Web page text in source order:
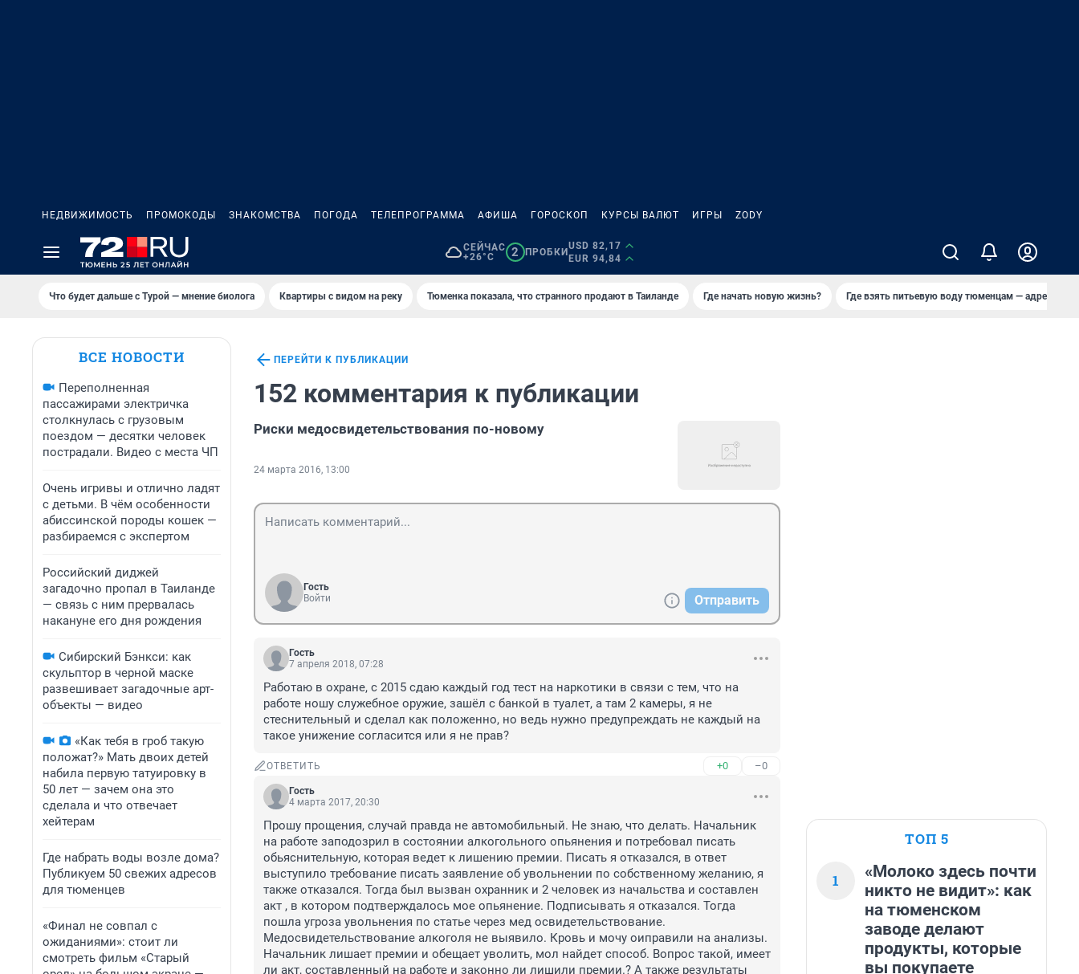
НЕДВИЖИМОСТЬ ПРОМОКОДЫ ЗНАКОМСТВА ПОГОДА ТЕЛЕПРОГРАММА АФИША ГОРОСКОП КУРСЫ ВАЛЮТ ИГРЫ ZODY
СЕЙЧАС
+26°C
2 ПРОБКИ
USD 82,17
EUR 94,84
Что будет дальше с Турой — мнение биолога Квартиры с видом на реку Тюменка показала, что странного продают в Таиланде Где начать новую жизнь? Где взять питьевую воду тюменцам — адреса
ВСЕ НОВОСТИ
Переполненная
пассажирами электричка
столкнулась с грузовым
поездом — десятки человек
пострадали. Видео с места ЧП
Очень игривы и отлично ладят
с детьми. В чём особенности
абиссинской породы кошек —
разбираемся с экспертом
Российский диджей
загадочно пропал в Таиланде
— связь с ним прервалась
накануне его дня рождения
Сибирский Бэнкси: как
скульптор в черной маске
развешивает загадочные арт-
объекты — видео
«Как тебя в гроб такую
положат?» Мать двоих детей
набила первую татуировку в
50 лет — зачем она это
сделала и что отвечает
хейтерам
Где набрать воды возле дома?
Публикуем 50 свежих адресов
для тюменцев
«Финал не совпал с
ожиданиями»: стоит ли
смотреть фильм «Старый
ПЕРЕЙТИ К ПУБЛИКАЦИИ
152 комментария к публикации
Риски медосвидетельствования по-новому
24 марта 2016, 13:00
Гость
Войти
Отправить
Гость
7 апреля 2018, 07:28
Работаю в охране, с 2015 сдаю каждый год тест на наркотики в связи с тем, что на
работе ношу служебное оружие, зашёл с банкой в туалет, а там 2 камеры, я не
стеснительный и сделал как положенно, но ведь нужно предупреждать не каждый на
такое унижение согласится или я не прав?
ОТВЕТИТЬ +0 –0
Гость
4 марта 2017, 20:30
Прошу прощения, случай правда не автомобильный. Не знаю, что делать. Начальник
на работе заподозрил в состоянии алкогольного опьянения и потребовал писать
обьяснительную, которая ведет к лишению премии. Писать я отказался, в ответ
выступило требование писать заявление об увольнении по собственному желанию, я
также отказался. Тогда был вызван охранник и 2 человек из начальства и составлен
акт , в котором подтверждалось мое опьянение. Подписывать я отказался. Тогда
пошла угроза увольнения по статье через мед освидетельствование.
Медосвидетельствование алкоголя не выявило. Кровь и мочу оиправили на анализы.
Начальник лишает премии и обещает уволить, мол найдет способ. Вопрос такой, имеет
ли акт, составленный на работе и законно ли лишили премии.? А также результаты
ТОП 5
1
«Молоко здесь почти
никто не видит»: как
на тюменском
заводе делают
продукты, которые
вы покупаете